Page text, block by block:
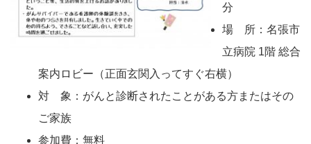
分
場 所：名張市
立病院 1階 総合
案内ロビー（正面玄関入ってすぐ右横）
対 象：がんと診断されたことがある方またはその
ご家族
参加費：無料